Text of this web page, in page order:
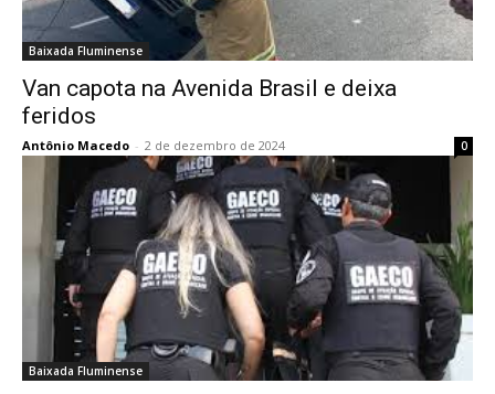
Baixada Fluminense
Van capota na Avenida Brasil e deixa
feridos
Antônio Macedo - 2 de dezembro de 2024 0
Baixada Fluminense